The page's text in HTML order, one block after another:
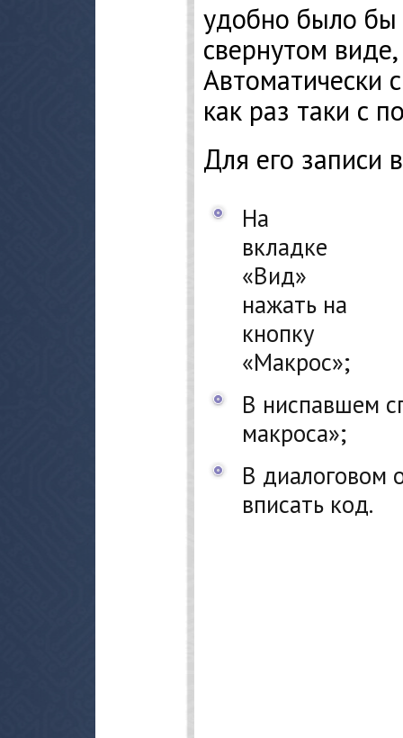
удобно было
свернутом
Автоматически
как раз таки с
Для его записи
На
вкладке
«Вид»
нажать на
кнопку
«Макрос»;
В ниспавшем
макроса»;
В диалоговом
вписать код.